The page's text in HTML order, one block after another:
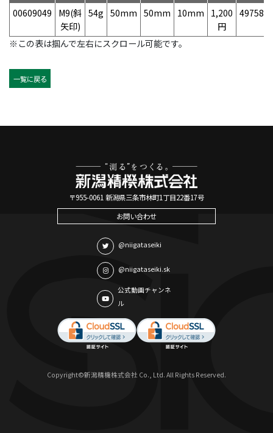
00609049
M9(斜
矢印)
54g 50mm 50mm 10mm
1,200
円
※この表は掴んで左右にスクロール可能です。
一覧に戻る
〒955-0061 新潟県三条市林町1丁目22番17号
お問い合わせ
@niigataseiki
@niigataseiki.sk
公式動画チャンネ
ル
Copyright©新潟精機株式会社 Co., Ltd. All Rights Reserved.